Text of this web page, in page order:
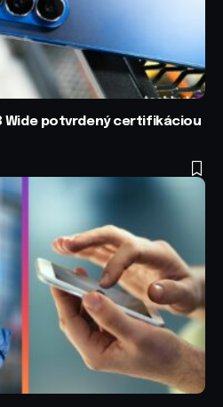
Wide potvrdený certifikáciou